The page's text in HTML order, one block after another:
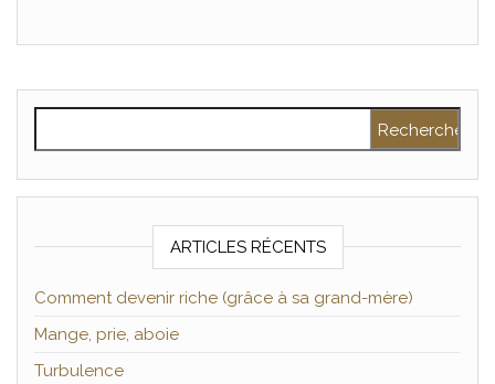
ARTICLES RÉCENTS
Comment devenir riche (grâce à sa grand-mère)
Mange, prie, aboie
Turbulence